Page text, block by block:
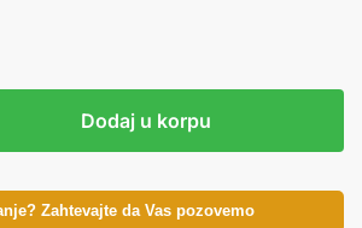
Dodaj u korpu
Zahtevajte da Vas pozovemo